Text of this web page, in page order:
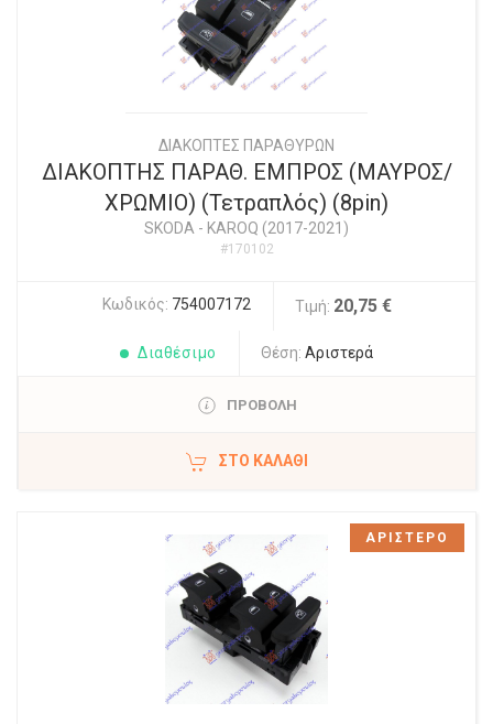
ΔΙΑΚΟΠΤΕΣ ΠΑΡΑΘΥΡΩΝ
ΔΙΑΚΟΠΤΗΣ ΠΑΡΑΘ. ΕΜΠΡΟΣ (ΜΑΥΡΟΣ/
ΧΡΩΜΙΟ) (Τετραπλός) (8pin)
SKODA - KAROQ (2017-2021)
#170102
Κωδικός: 754007172 Τιμή: 20,75 €
Διαθέσιμο Θέση: Αριστερά
ΠΡΟΒΟΛΗ
ΣΤΟ ΚΑΛΆΘΙ
ΑΡΙΣΤΕΡΟ